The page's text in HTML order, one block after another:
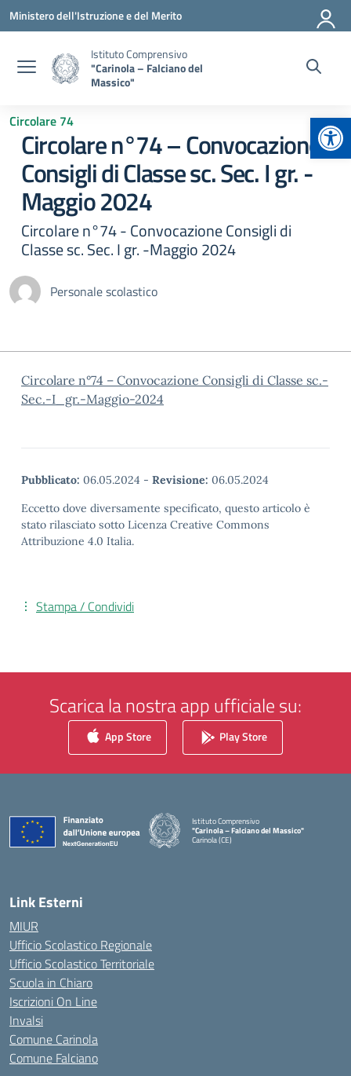
Vai ai contenuti
Vai al menu di navigazione
Vai al footer
Ministero dell'Istruzione e del Merito
Istituto Comprensivo
"Carinola – Falciano del
Massico"
Circolare 74
Circolare n°74 – Convocazione
Consigli di Classe sc. Sec. I gr. -
Maggio 2024
Circolare n°74 - Convocazione Consigli di
Classe sc. Sec. I gr. -Maggio 2024
Personale scolastico
Circolare n°74 – Convocazione Consigli di Classe sc.-
Sec.-I_gr.-Maggio-2024
Pubblicato: 06.05.2024 - Revisione: 06.05.2024
Eccetto dove diversamente specificato, questo articolo è
stato rilasciato sotto Licenza Creative Commons
Attribuzione 4.0 Italia.
Stampa / Condividi
Scarica la nostra app ufficiale su:
App Store Play Store
Istituto Comprensivo
"Carinola – Falciano del Massico"
Carinola (CE)
Link Esterni
MIUR
Ufficio Scolastico Regionale
Ufficio Scolastico Territoriale
Scuola in Chiaro
Iscrizioni On Line
Invalsi
Comune Carinola
Comune Falciano